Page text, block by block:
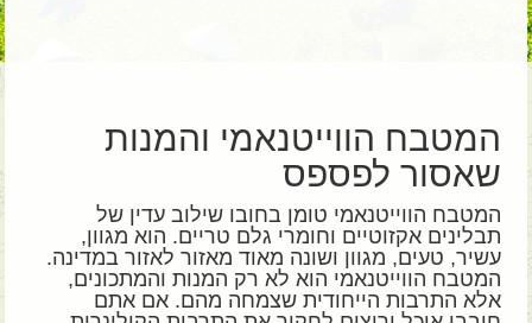
המטבח הווייטנאמי והמנות
שאסור לפספס
המטבח הווייטנאמי טומן בחובו שילוב עדין של
תבלינים אקזוטיים וחומרי גלם טריים. הוא מגוון,
עשיר, טעים, מגוון ושונה מאוד מאזור לאזור במדינה.
המטבח הווייטנאמי הוא לא רק המנות והמתכונים,
אלא התרבות הייחודית שצמחה מהם. אם אתם